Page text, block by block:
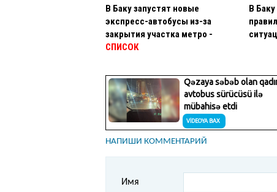
В Баку запустят новые
экспресс-автобусы из-за
закрытия участка метро -
СПИСОК
В
НАПИШИ КОММЕНТАРИЙ
Имя